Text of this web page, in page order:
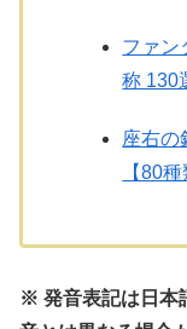
ファン
称 130
座右の
【80
※ 発音表記は日本